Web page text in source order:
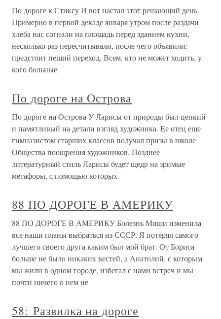
По дороге к Стиксу И вот настал этот решающий день.
Примерно в первой декаде января утром после раздачи
хлеба нас согнали на площадь перед зданием кухни,
несколько раз пересчитывали, после чего объявили:
предстоит пеший переход. Всем, кто не может ходить, у
кого больные
По дороге на Острова
По дороге на Острова У Ларисы от природы был цепкий
и памятливый на детали взгляд художника. Ее отец еще
гимназистом старших классов получал призы в школе
Общества поощрения художников. Позднее
литературный стиль Ларисы будет щедр на зримые
метафоры, с помощью которых
88 ПО ДОРОГЕ В АМЕРИКУ
88 ПО ДОРОГЕ В АМЕРИКУ Болезнь Миши изменила
все наши планы выбраться из СССР. Я потерял самого
лучшего своего друга каким был мой брат. От Бориса
больше не было никаких вестей, а Анатолий, с которым
мы жили в одном городе, избегал с нами встреч и мы
почти ничего о нем не
58: Развилка на дороге